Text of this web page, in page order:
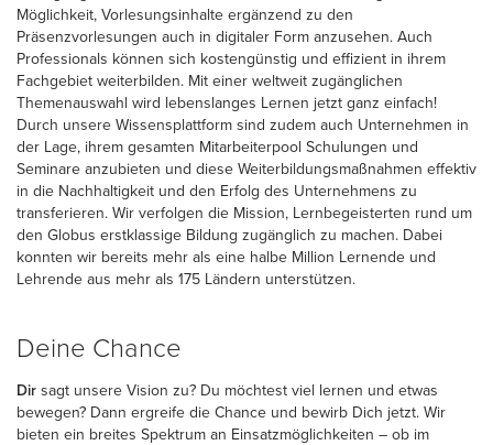
Möglichkeit, Vorlesungsinhalte ergänzend zu den
Präsenzvorlesungen auch in digitaler Form anzusehen. Auch
Professionals können sich kostengünstig und effizient in ihrem
Fachgebiet weiterbilden. Mit einer weltweit zugänglichen
Themenauswahl wird lebenslanges Lernen jetzt ganz einfach!
Durch unsere Wissensplattform sind zudem auch Unternehmen in
der Lage, ihrem gesamten Mitarbeiterpool Schulungen und
Seminare anzubieten und diese Weiterbildungsmaßnahmen effektiv
in die Nachhaltigkeit und den Erfolg des Unternehmens zu
transferieren. Wir verfolgen die Mission, Lernbegeisterten rund um
den Globus erstklassige Bildung zugänglich zu machen. Dabei
konnten wir bereits mehr als eine halbe Million Lernende und
Lehrende aus mehr als 175 Ländern unterstützen.
Deine Chance
Dir sagt unsere Vision zu? Du möchtest viel lernen und etwas
bewegen? Dann ergreife die Chance und bewirb Dich jetzt. Wir
bieten ein breites Spektrum an Einsatzmöglichkeiten – ob im